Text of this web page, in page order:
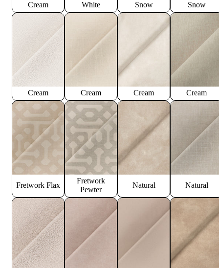
Cream White Snow Snow
Cream Cream Cream Cream
Fretwork Flax
Fretwork
Pewter
Natural Natural